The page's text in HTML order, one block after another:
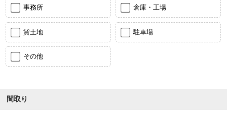
事務所 倉庫・工場
貸土地 駐車場
その他
間取り